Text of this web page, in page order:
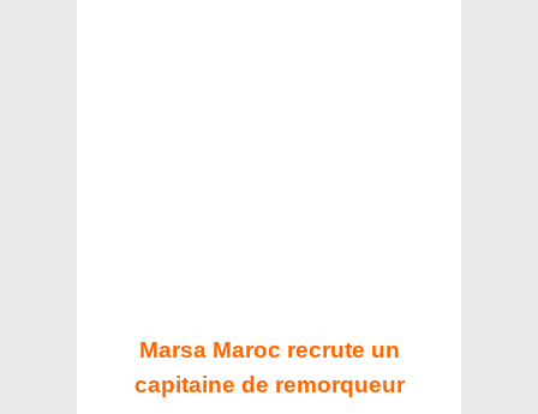
Marsa Maroc recrute un
capitaine de remorqueur